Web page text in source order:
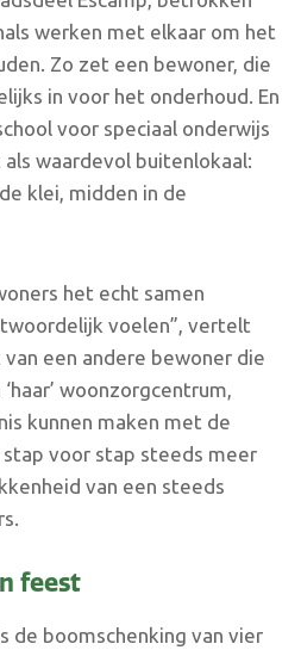
werken met elkaar om het
Zo zet een bewoner, die
in voor het onderhoud. En
voor speciaal onderwijs
waardevol buitenlokaal:
klei, midden in de
het echt samen
voelen”, vertelt
een andere bewoner die
woonzorgcentrum,
kunnen maken met de
voor stap steeds meer
van een steeds
feest
de boomschenking van vier